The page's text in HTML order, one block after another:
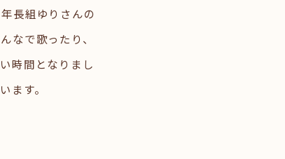
長組ゆりさんの
なで歌ったり、
時間となりまし
ます。